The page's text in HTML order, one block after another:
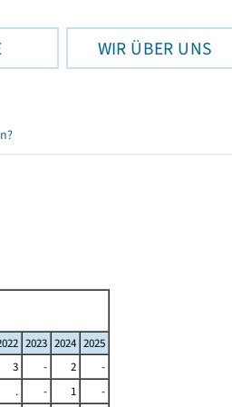
WIR ÜBER UNS
2023 2024 2025
3 - 2
-
. - 1
-